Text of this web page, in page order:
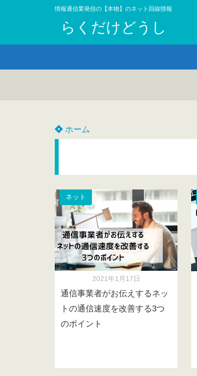
情報通信業発信の【本物】のネット回線情報
らくだけどうし
ホーム
ネット
2021年1月17日
通信事業者がお伝えするネッ
トの通信速度を改善する3つ
のポイント